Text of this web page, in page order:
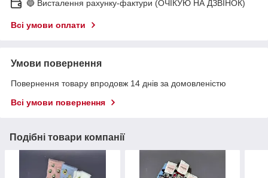
🔵 Висталення рахунку-фактури (ОЧІКУЮ НА ДЗВІНОК)
Всі умови оплати
Умови повернення
Повернення товару впродовж 14 днів за домовленістю
Всі умови повернення
Подібні товари компанії